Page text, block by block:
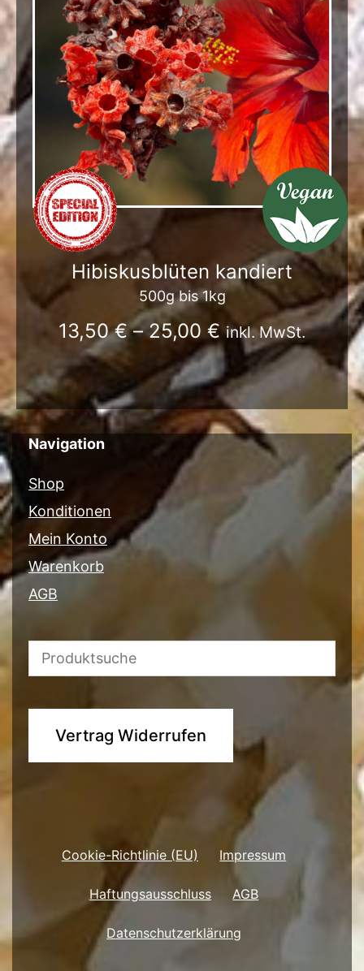
Hibiskusblüten kandiert
500g bis 1kg
13,50€–25,00 € inkl. MwSt.
Navigation
Shop
Konditionen
Mein Konto
Warenkorb
AGB
Vertrag Widerrufen
Cookie-Richtlinie (EU) Impressum
Haftungsausschluss AGB
Datenschutzerklärung